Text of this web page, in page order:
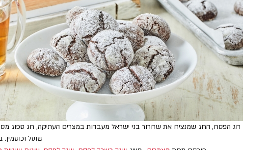
חג הפסח, החג שמנציח את שחרור בני ישראל מעבדות במצרים העתיקה, חג ספוג
שועל